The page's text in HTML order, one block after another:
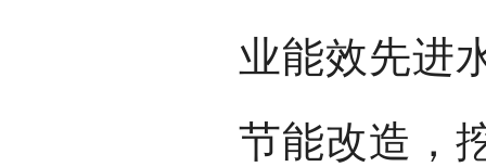
业能效先进
节能改造，